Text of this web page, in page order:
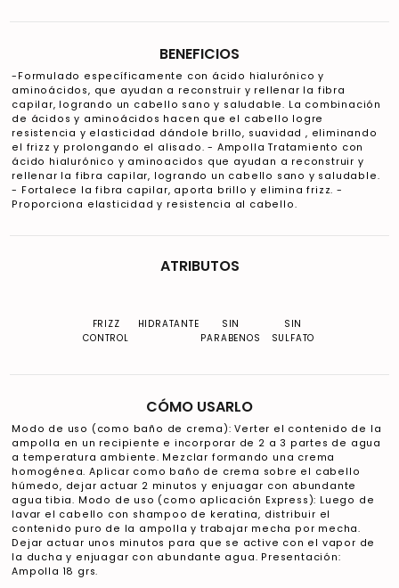
BENEFICIOS
-Formulado específicamente con ácido hialurónico y
aminoácidos, que ayudan a reconstruir y rellenar la fibra
capilar, logrando un cabello sano y saludable. La combinación
de ácidos y aminoácidos hacen que el cabello logre
resistencia y elasticidad dándole brillo, suavidad , eliminando
el frizz y prolongando el alisado. - Ampolla Tratamiento con
ácido hialurónico y aminoacidos que ayudan a reconstruir y
rellenar la fibra capilar, logrando un cabello sano y saludable.
- Fortalece la fibra capilar, aporta brillo y elimina frizz. -
Proporciona elasticidad y resistencia al cabello.
ATRIBUTOS
FRIZZ
CONTROL
HIDRATANTE
SIN
PARABENOS
SIN
SULFATO
CÓMO USARLO
Modo de uso (como baño de crema): Verter el contenido de la
ampolla en un recipiente e incorporar de 2 a 3 partes de agua
a temperatura ambiente. Mezclar formando una crema
homogénea. Aplicar como baño de crema sobre el cabello
húmedo, dejar actuar 2 minutos y enjuagar con abundante
agua tibia. Modo de uso (como aplicación Express): Luego de
lavar el cabello con shampoo de keratina, distribuir el
contenido puro de la ampolla y trabajar mecha por mecha.
Dejar actuar unos minutos para que se active con el vapor de
la ducha y enjuagar con abundante agua. Presentación:
Ampolla 18 grs.